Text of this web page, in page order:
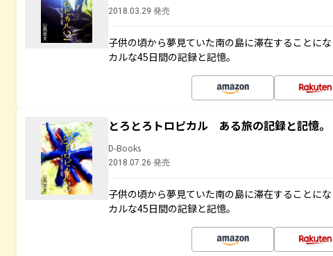
2018.03.29 発売
子供の頃から夢見ていた南の島に滞在することに
カルな45日間の記録と記憶。
とろとろトロピカル ある旅の記録と記憶
D-Books
2018.07.26 発売
子供の頃から夢見ていた南の島に滞在することに
カルな45日間の記録と記憶。